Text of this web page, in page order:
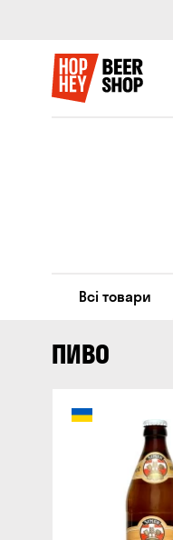
Всі товари
ПИВО